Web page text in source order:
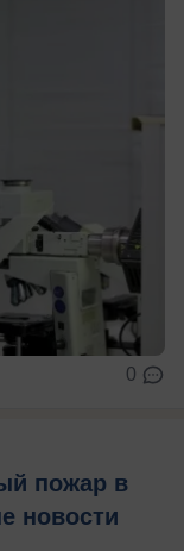
0
пожар в
новости